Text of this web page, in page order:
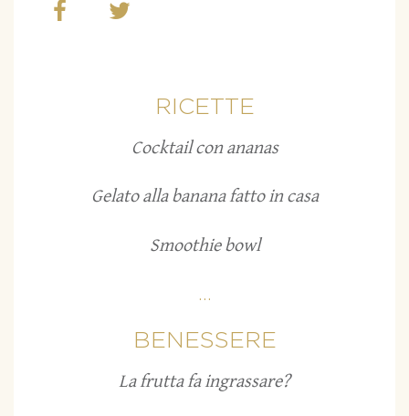
RICETTE
Cocktail con ananas
Gelato alla banana fatto in casa
Smoothie bowl
...
BENESSERE
La frutta fa ingrassare?